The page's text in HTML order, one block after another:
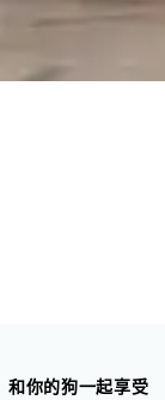
和你的狗一起享受